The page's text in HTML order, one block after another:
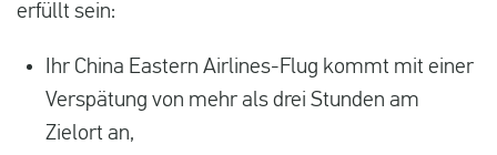
erfüllt sein:
Ihr China Eastern Airlines-Flug kommt mit einer
Verspätung von mehr als drei Stunden am
Zielort an,